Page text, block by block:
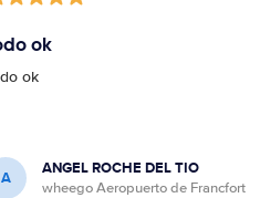
ok
ok
A ANGEL ROCHE DEL TIO
wheego Aeropuerto de Francfort